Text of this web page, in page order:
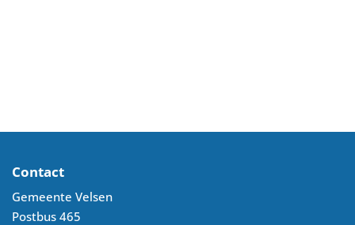
Contact
Gemeente Velsen
Postbus 465